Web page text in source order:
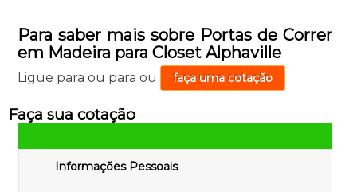
Para saber mais sobre Portas de Correr
em Madeira para Closet Alphaville
Ligue para ou para ou faça uma cotação
Faça sua cotação
Informações Pessoais